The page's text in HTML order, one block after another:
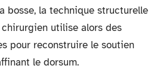
bosse, la technique structurelle
utilise alors des
pour reconstruire le soutien
le dorsum.